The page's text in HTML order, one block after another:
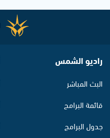
راديو الشمس
البث المباشر
قائمة البرامج
جدول البرامج